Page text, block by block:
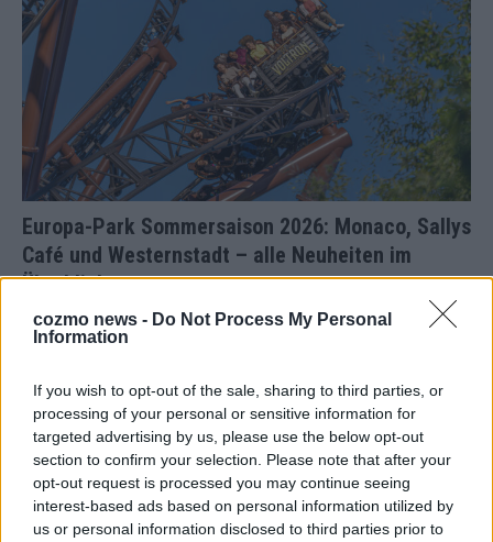
cozmo news - Do Not Process My Personal
Information
If you wish to opt-out of the sale, sharing to third parties, or
processing of your personal or sensitive information for
targeted advertising by us, please use the below opt-out
section to confirm your selection. Please note that after your
opt-out request is processed you may continue seeing
interest-based ads based on personal information utilized by
us or personal information disclosed to third parties prior to
Europa-Park Sommersaison 2026: Monaco, Sallys
Café und Westernstadt – alle Neuheiten im
Überblick
Juni 2026
Bulgarien hat gewonnen – aber der ESC 2026
hinterlässt unbeantwortete Fragen
KOMMENTAR
Mai 2026